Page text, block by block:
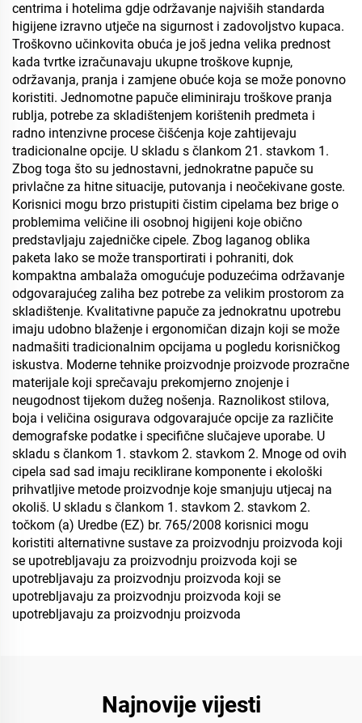
centrima i hotelima gdje održavanje najviših standarda
higijene izravno utječe na sigurnost i zadovoljstvo kupaca.
Troškovno učinkovita obuća je još jedna velika prednost
kada tvrtke izračunavaju ukupne troškove kupnje,
održavanja, pranja i zamjene obuće koja se može ponovno
koristiti. Jednomotne papuče eliminiraju troškove pranja
rublja, potrebe za skladištenjem korištenih predmeta i
radno intenzivne procese čišćenja koje zahtijevaju
tradicionalne opcije. U skladu s člankom 21. stavkom 1.
Zbog toga što su jednostavni, jednokratne papuče su
privlačne za hitne situacije, putovanja i neočekivane goste.
Korisnici mogu brzo pristupiti čistim cipelama bez brige o
problemima veličine ili osobnoj higijeni koje obično
predstavljaju zajedničke cipele. Zbog laganog oblika
paketa lako se može transportirati i pohraniti, dok
kompaktna ambalaža omogućuje poduzećima održavanje
odgovarajućeg zaliha bez potrebe za velikim prostorom za
skladištenje. Kvalitativne papuče za jednokratnu upotrebu
imaju udobno blaženje i ergonomičan dizajn koji se može
nadmašiti tradicionalnim opcijama u pogledu korisničkog
iskustva. Moderne tehnike proizvodnje proizvode prozračne
materijale koji sprečavaju prekomjerno znojenje i
neugodnost tijekom dužeg nošenja. Raznolikost stilova,
boja i veličina osigurava odgovarajuće opcije za različite
demografske podatke i specifične slučajeve uporabe. U
skladu s člankom 1. stavkom 2. stavkom 2. Mnoge od ovih
cipela sad sad imaju reciklirane komponente i ekološki
prihvatljive metode proizvodnje koje smanjuju utjecaj na
okoliš. U skladu s člankom 1. stavkom 2. stavkom 2.
točkom (a) Uredbe (EZ) br. 765/2008 korisnici mogu
koristiti alternativne sustave za proizvodnju proizvoda koji
se upotrebljavaju za proizvodnju proizvoda koji se
upotrebljavaju za proizvodnju proizvoda koji se
upotrebljavaju za proizvodnju proizvoda koji se
upotrebljavaju za proizvodnju proizvoda
Najnovije vijesti